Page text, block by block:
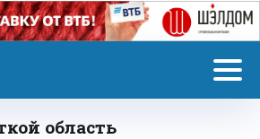
область